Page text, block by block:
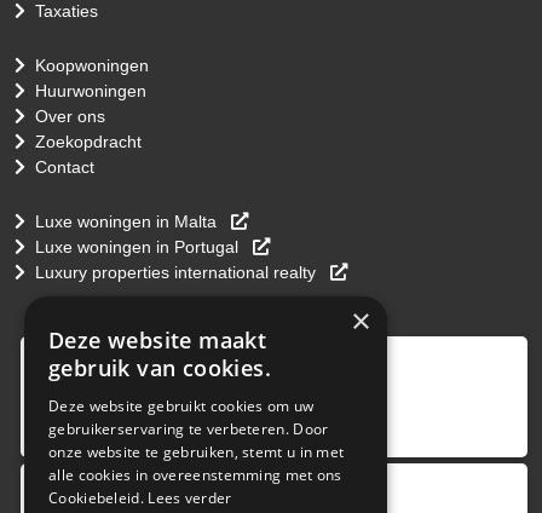
Taxaties
Koopwoningen
Huurwoningen
Over ons
Zoekopdracht
Contact
Luxe woningen in Malta
Luxe woningen in Portugal
Luxury properties international realty
provided by
×
Deze website maakt
gebruik van cookies.
Deze website gebruikt cookies om uw
gebruikerservaring te verbeteren. Door
onze website te gebruiken, stemt u in met
alle cookies in overeenstemming met ons
Cookiebeleid. Lees verder